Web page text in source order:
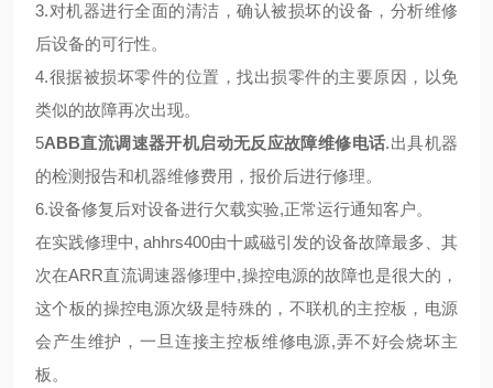
3.对机器进行全面的清洁，确认被损坏的设备，分析维修
后设备的可行性。
4.很据被损坏零件的位置，找出损零件的主要原因，以免
类似的故障再次出现。
5ABB直流调速器开机启动无反应故障维修电话.出具机器
的检测报告和机器维修费用，报价后进行修理。
6.设备修复后对设备进行欠载实验,正常运行通知客户。
在实践修理中, ahhrs400由十戚磁引发的设备故障最多、其
次在ARR直流调速器修理中,操控电源的故障也是很大的，
这个板的操控电源次级是特殊的，不联机的主控板，电源
会产生维护，一旦连接主控板维修电源,弄不好会烧坏主
板。